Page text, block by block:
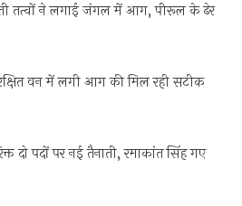
तत्वों ने लगाई जंगल में आग, पीरूल के ढेर
वन में लगी आग की मिल रही सटीक
दो पदों पर नई तैनाती, रमाकांत सिंह गए